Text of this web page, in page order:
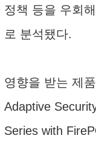
정책 등을 우회
로 분석됐다.
영향을 받는 제
Adaptive
Series with